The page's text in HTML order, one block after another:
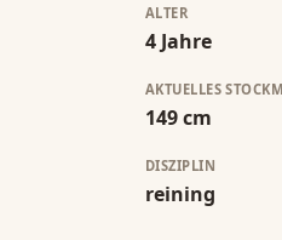
ALTER
4 Jahre
AKTUELLES
149 cm
DISZIPLIN
reining